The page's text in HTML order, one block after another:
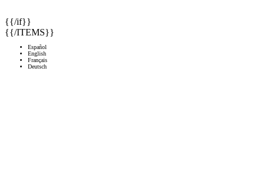
{{/if}}
{{/ITEMS}}
Español
English
Français
Deutsch